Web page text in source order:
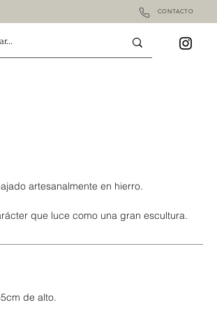
CONTACTO
artesanalmente en hierro.
que luce como una gran escultura.
de alto.